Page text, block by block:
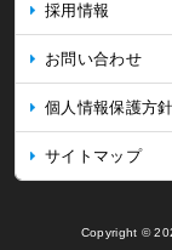
採用情報
お問い合わせ
個人情報保護方
サイトマップ
Copyright ©